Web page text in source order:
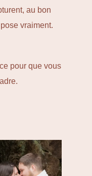
au bon
vraiment.
pour que vous